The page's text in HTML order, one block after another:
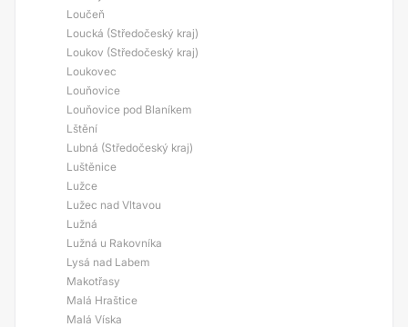
Loučeň
Loucká (Středočeský kraj)
Loukov (Středočeský kraj)
Loukovec
Louňovice
Louňovice pod Blaníkem
Lštění
Lubná (Středočeský kraj)
Luštěnice
Lužce
Lužec nad Vltavou
Lužná
Lužná u Rakovníka
Lysá nad Labem
Makotřasy
Malá Hraštice
Malá Víska